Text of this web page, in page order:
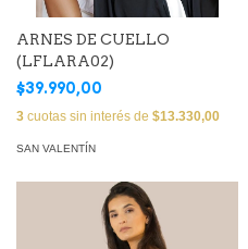
ARNES DE CUELLO
(LFLARA02)
$39.990,00
3 cuotas sin interés de $13.330,00
SAN VALENTÍN